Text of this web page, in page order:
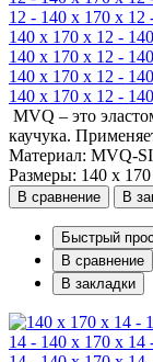
140 x 170 x 12 -
140 x 170 x 12 -
140 x 170 x 12 -
140 x 170 x 12 -
MVQ – это
каучука.
Материал: MVQ-SI
Размеры: 140 x
В сравнение В
Быстрый
В сравнение
В закладки